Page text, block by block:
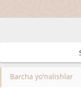
Barcha yo'nalishlar